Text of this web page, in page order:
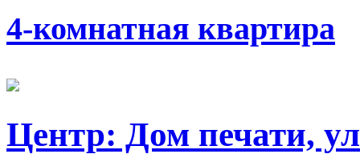
4-комнатная квартира
Центр: Дом печати,